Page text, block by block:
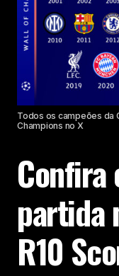
Todos os campeões da
Champions no X
Confira
partida
R10